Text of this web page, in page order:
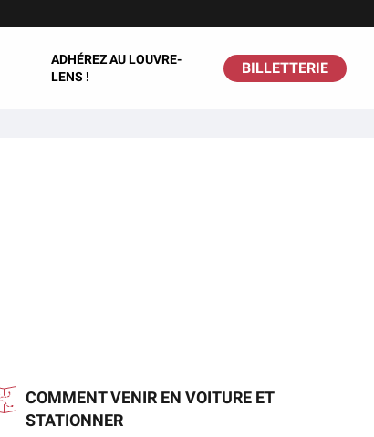
ADHÉREZ AU LOUVRE-
LENS !
BILLETTERIE
COMMENT VENIR EN VOITURE ET
STATIONNER